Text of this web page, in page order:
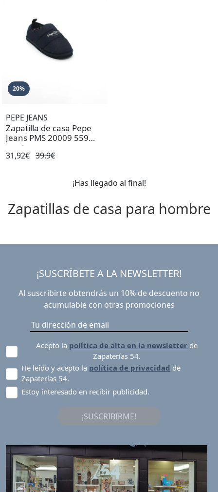
20%
PEPE JEANS
Zapatilla de casa Pepe
Jeans PMS 20009 559
marino
31,92€ 39,9€
¡Has llegado al final!
Zapatillas de casa para hombre
¡SUSCRÍBETE A LA NEWSLETTER!
Al suscribirte obtendrás un 10% de descuento no
acumulable con otras promociones
Acepto la política de alta en la newsletter de
Zapaterías 54.
He leído y acepto la política de privacidad de
Zapaterías 54.
Estoy interesado en recibir publicidad.
¡SUSCRIBIRME!